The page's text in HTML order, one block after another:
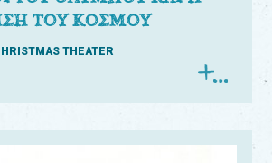
ΤΟΥ ΚΟΣΜΟΥ
THEATER